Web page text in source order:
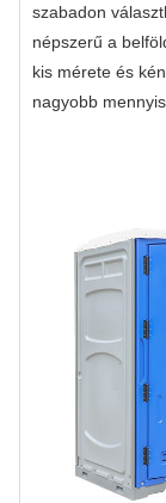
szabadon
népszerű a
kis mérete és
nagyobb